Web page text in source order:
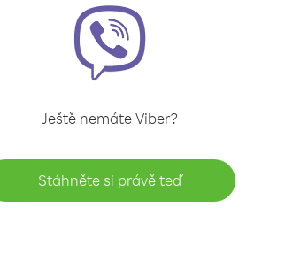
Ještě nemáte Viber?
Stáhněte si právě teď